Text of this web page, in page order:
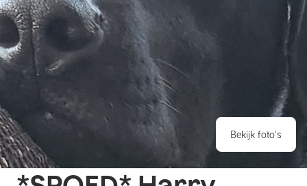
Bekijk foto's